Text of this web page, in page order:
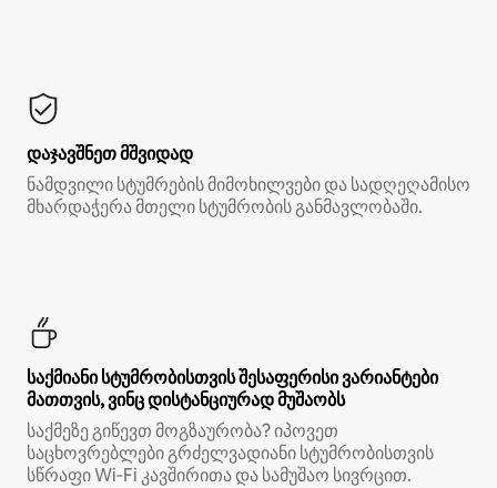
დაჯავშნეთ მშვიდად
ნამდვილი სტუმრების მიმოხილვები და სადღეღამისო
მხარდაჭერა მთელი სტუმრობის განმავლობაში.
საქმიანი სტუმრობისთვის შესაფერისი ვარიანტები
მათთვის, ვინც დისტანციურად მუშაობს
საქმეზე გიწევთ მოგზაურობა? იპოვეთ
საცხოვრებლები გრძელვადიანი სტუმრობისთვის
სწრაფი Wi‑Fi კავშირითა და სამუშაო სივრცით.